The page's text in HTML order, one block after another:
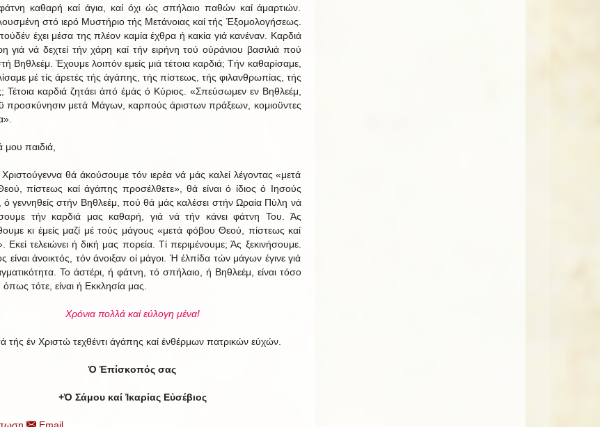
καθαρή καί άγια, καί όχι ώς σπήλαιο παθών καί άμαρτιών.
στό ιερό Μυστήριο τής Μετάνοιας καί τής Έξομολογήσεως.
έχει μέσα της πλέον καμία έχθρα ή κακία γιά κανέναν. Καρδιά
γιά νά δεχτεί τήν χάρη καί τήν ειρήνη τού ούράνιου βασιλιά πού
Βηθλεέμ. Έχουμε λοιπόν εμείς μιά τέτοια καρδιά; Τήν καθαρίσαμε,
μέ τίς άρετές τής άγάπης, τής πίστεως, τής φιλανθρωπίας, τής
Τέτοια καρδιά ζητάει άπό έμάς ό Κύριος. «Σπεύσωμεν εν Βηθλεέμ,
προσκύνησιν μετά Μάγων, καρπούς άριστων πράξεων, κομιοϋντες
παιδιά,
θά άκούσουμε τόν ιερέα νά μάς καλεί λέγοντας «μετά
πίστεως καί άγάπης προσέλθετε», θά είναι ό ίδιος ό Ιησούς
ό γεννηθείς στήν Βηθλεέμ, πού θά μάς καλέσει στήν Ωραία Πύλη νά
τήν καρδιά μας καθαρή, γιά νά τήν κάνει φάτνη Του. Άς
κι έμείς μαζί μέ τούς μάγους «μετά φόβου Θεού, πίστεως καί
Εκεί τελειώνει ή δική μας πορεία. Τί περιμένουμε; Άς ξεκινήσουμε.
είναι άνοικτός, τόν άνοιξαν οί μάγοι. Ή έλπίδα τών μάγων έγινε γιά
Το άστέρι, ή φάτνη, τό σπήλαιο, ή Βηθλεέμ, είναι τόσο
τότε, είναι ή Εκκλησία μας.
Χρόνια πολλά καί εύλογη μένα!
τής έν Χριστώ τεχθέντι άγάπης καί ένθέρμων πατρικών εύχών.
Ὁ Ἐπίσκοπός σας
+Ὁ Σάμου καί Ἰκαρίας Εὐσέβιος